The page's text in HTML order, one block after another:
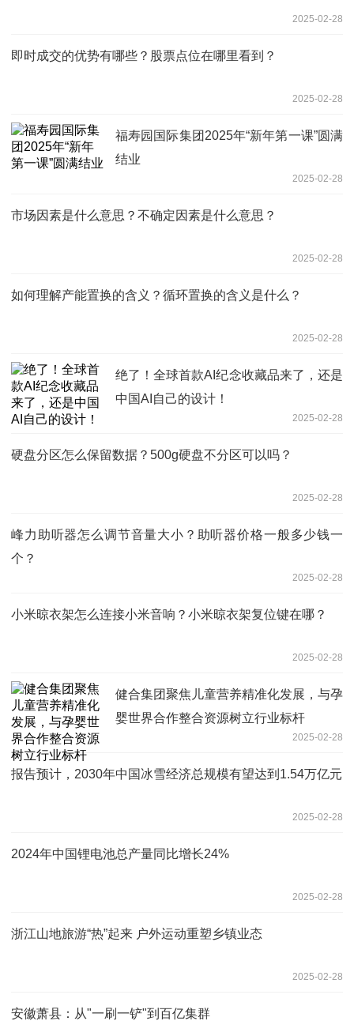
2025-02-28
即时成交的优势有哪些？股票点位在哪里看到？
2025-02-28
福寿园国际集团2025年“新年第一课”圆满
结业
2025-02-28
市场因素是什么意思？不确定因素是什么意思？
2025-02-28
如何理解产能置换的含义？循环置换的含义是什么？
2025-02-28
绝了！全球首款AI纪念收藏品来了，还是
中国AI自己的设计！
2025-02-28
硬盘分区怎么保留数据？500g硬盘不分区可以吗？
2025-02-28
峰力助听器怎么调节音量大小？助听器价格一般多少钱一
个？
2025-02-28
小米晾衣架怎么连接小米音响？小米晾衣架复位键在哪？
2025-02-28
健合集团聚焦儿童营养精准化发展，与孕
婴世界合作整合资源树立行业标杆
2025-02-28
报告预计，2030年中国冰雪经济总规模有望达到1.54万亿元
2025-02-28
2024年中国锂电池总产量同比增长24%
2025-02-28
浙江山地旅游“热”起来 户外运动重塑乡镇业态
2025-02-28
安徽萧县：从"一刷一铲"到百亿集群